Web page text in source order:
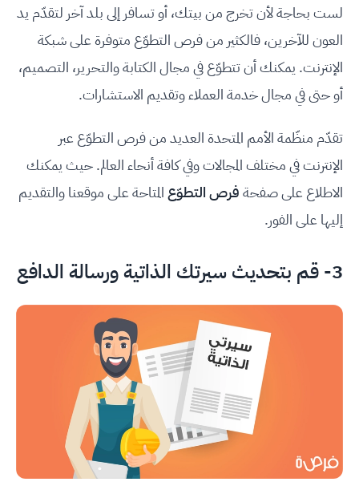
لست بحاجة لأن تخرج من بيتك، أو تسافر إلى بلد آخر لتقدّم يد
العون للآخرين، فالكثير من فرص التطوّع متوفرة على شبكة
الإنترنت. يمكنك أن تتطوّع في مجال الكتابة والتحرير، التصميم،
أو حتى في مجال خدمة العملاء وتقديم الاستشارات.
تقدّم منظّمة الأمم المتحدة العديد من فرص التطوّع عبر
الإنترنت في مختلف المجالات وفي كافة أنحاء العالم. حيث يمكنك
الاطلاع على صفحةفرص التطوّعالمتاحة على موقعنا والتقديم
إليها على الفور.
3- قم بتحديث سيرتك الذاتية ورسالة الدافع